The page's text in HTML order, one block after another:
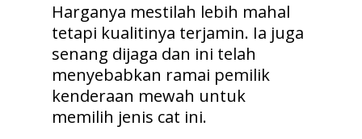
Harganya mestilah lebih mahal
tetapi kualitinya terjamin. Ia juga
senang dijaga dan ini telah
menyebabkan ramai pemilik
kenderaan mewah untuk
memilih jenis cat ini.